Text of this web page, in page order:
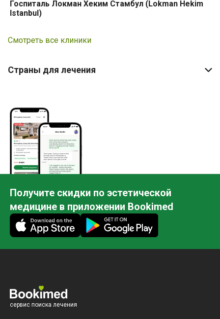
Госпиталь Локман Хеким Стамбул (Lokman Hekim
Istanbul)
Смотреть все клиники
Страны для лечения
Получите скидки по эстетической
медицине в приложении Bookimed
сервис поиска лечения